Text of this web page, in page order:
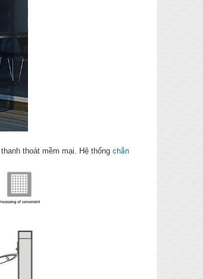
thoát mềm mại. Hệ thống chắn